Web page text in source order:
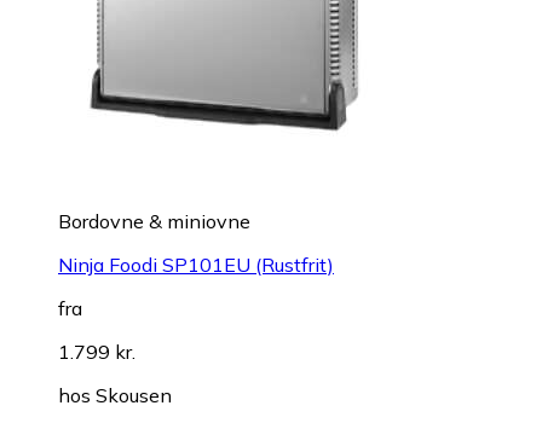
Bordovne & miniovne
Ninja Foodi SP101EU (Rustfrit)
fra
1.799 kr.
hos Skousen